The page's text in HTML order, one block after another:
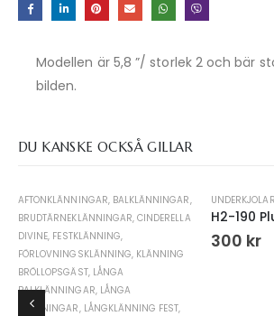
Modellen är 5,8 ”/ storlek 2 och bär
bilden.
DU KANSKE OCKSÅ GILLAR
AFTONKLÄNNINGAR, BALKLÄNNINGAR,
BRUDTÄRNEKLÄNNINGAR,CINDERELLA
DIVINE, FESTKLÄNNING,
FÖRLOVNINGSKLÄNNING, KLÄNNING
BRÖLLOPSGÄST, LÅNGA
BALKLÄNNINGAR, LÅNGA
KLÄNNINGAR, LÅNGKLÄNNING FEST,
UNDERKJOLAR
H2-190
300 kr